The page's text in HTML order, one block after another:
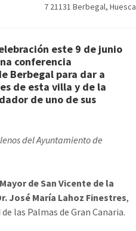
7 21131 Berbegal, Huesca
este 9 de junio
conferencia
Berbegal para dar a
de esta villa y de la
de uno de sus
del Ayuntamiento de
de San Vicente de la
José María Lahoz Finestres,
las Palmas de Gran Canaria.